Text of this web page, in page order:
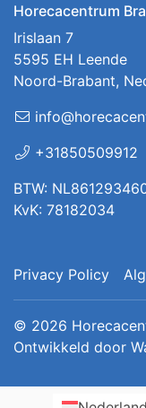
Horecacentrum
Irislaan 7
5595 EH Leende
Noord-Brabant,
+31850509912
BTW:
KvK: 78182034
Privacy Policy
© 2026
Ontwikkeld door